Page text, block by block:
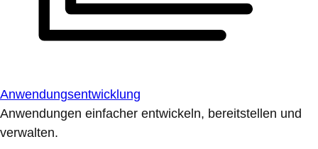
Anwendungsentwicklung
Anwendungen einfacher entwickeln, bereitstellen und
verwalten.